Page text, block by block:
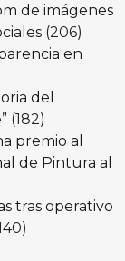
de imágenes
(206)
en
del
(182)
premio al
de Pintura al
tras operativo